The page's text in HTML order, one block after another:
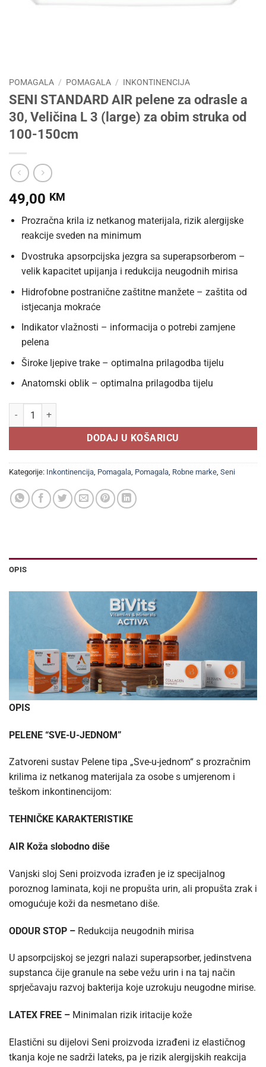
POMAGALA / POMAGALA / INKONTINENCIJA
SENI STANDARD AIR pelene za odrasle a
30, Veličina L 3 (large) za obim struka od
100-150cm
49,00 KM
Prozračna krila iz netkanog materijala, rizik alergijske
reakcije sveden na minimum
Dvostruka apsorpcijska jezgra sa superapsorberom –
velik kapacitet upijanja i redukcija neugodnih mirisa
Hidrofobne postranične zaštitne manžete – zaštita od
istjecanja mokraće
Indikator vlažnosti – informacija o potrebi zamjene
pelena
Široke ljepive trake – optimalna prilagodba tijelu
Anatomski oblik – optimalna prilagodba tijelu
SENI STANDARD AIR pelene za odrasle a 30, Veličina L 3 (large)
DODAJ U KOŠARICU
Kategorije: Inkontinencija, Pomagala, Pomagala, Robne marke, Seni
OPIS
OPIS
PELENE “SVE-U-JEDNOM”
Zatvoreni sustav Pelene tipa „Sve-u-jednom“ s prozračnim
krilima iz netkanog materijala za osobe s umjerenom i
teškom inkontinencijom:
TEHNIČKE KARAKTERISTIKE
AIR Koža slobodno diše
Vanjski sloj Seni proizvoda izrađen je iz specijalnog
poroznog laminata, koji ne propušta urin, ali propušta zrak i
omogućuje koži da nesmetano diše.
ODOUR STOP – Redukcija neugodnih mirisa
U apsorpcijskoj se jezgri nalazi superapsorber, jedinstvena
supstanca čije granule na sebe vežu urin i na taj način
sprječavaju razvoj bakterija koje uzrokuju neugodne mirise.
LATEX FREE – Minimalan rizik iritacije kože
Elastični su dijelovi Seni proizvoda izrađeni iz elastičnog
tkanja koje ne sadrži lateks, pa je rizik alergijskih reakcija